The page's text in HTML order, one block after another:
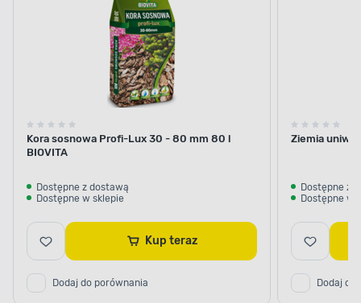
Kora sosnowa Profi-Lux 30 - 80 mm 80 l
BIOVITA
Dostępne z dostawą
Dostępne w sklepie
Kup teraz
Dodaj do porównania
Ziemia
Dostępne z
Dostępne w
Dodaj do